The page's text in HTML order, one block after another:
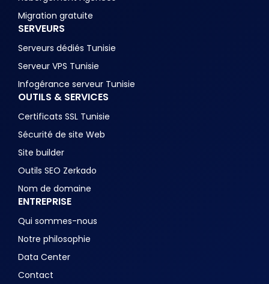
Migration gratuite
SERVEURS
Serveurs dédiés Tunisie
Serveur VPS Tunisie
Infogérance serveur Tunisie
OUTILS & SERVICES
Certificats SSL Tunisie
Sécurité de site Web
Site builder
Outils SEO Zerkado
Nom de domaine
ENTREPRISE
Qui sommes-nous
Notre philosophie
Data Center
Contact